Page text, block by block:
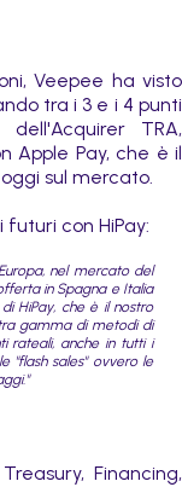
Veepee ha visto
tra i 3 e i 4 punti
TRA,
Apple Pay, che è il
sul mercato.
con HiPay:
nel mercato del
in Spagna e Italia
HiPay, che è il nostro
gamma di metodi di
rateali, anche in tutti i
"flash sales" ovvero le
Financing,